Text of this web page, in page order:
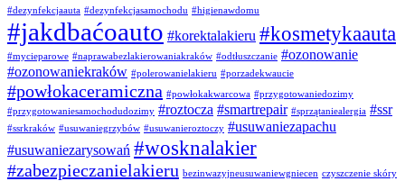
#dezynfekcjaauta #dezynfekcjasamochodu #higienawdomu
#jakdbaćoauto #korektalakieru #kosmetykaauta
#mycieparowe #naprawabezlakierowaniakraków #odtłuszczanie #ozonowanie
#ozonowaniekraków #polerowanielakieru #porzadekwaucie
#powłokaceramiczna #powłokakwarcowa #przygotowaniedozimy
#przygotowaniesamochodudozimy #roztocza #smartrepair #sprzątaniealergia #ssr
#ssrkraków #usuwaniegrzybów #usuwanieroztoczy #usuwaniezapachu
#usuwaniezarysowań #wosknalakier
#zabezpieczanielakieru bezinwazyjneusuwaniewgniecen czyszczenie skóry